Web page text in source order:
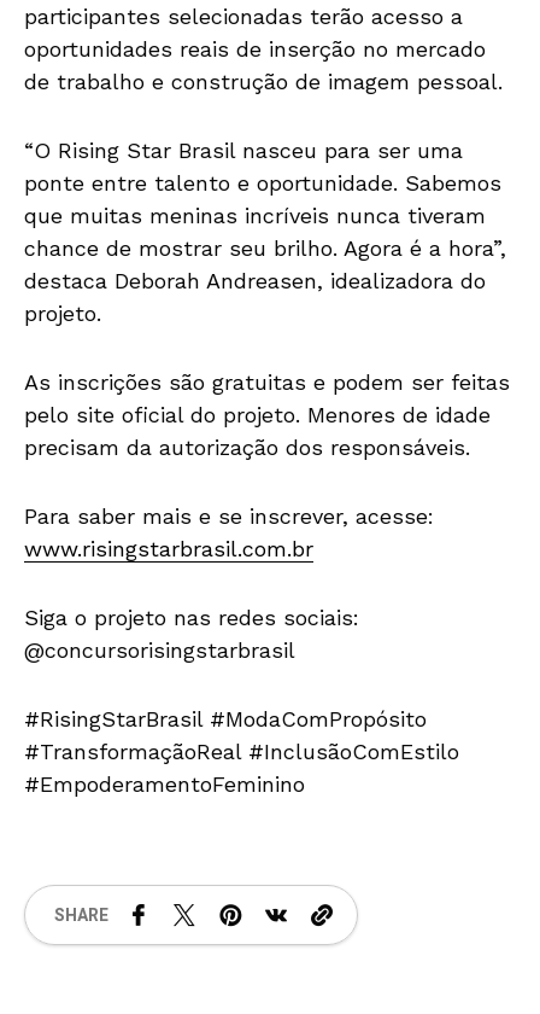
participantes selecionadas terão acesso a
oportunidades reais de inserção no mercado
de trabalho e construção de imagem pessoal.
“O Rising Star Brasil nasceu para ser uma
ponte entre talento e oportunidade. Sabemos
que muitas meninas incríveis nunca tiveram
chance de mostrar seu brilho. Agora é a hora”,
destaca Deborah Andreasen, idealizadora do
projeto.
As inscrições são gratuitas e podem ser feitas
pelo site oficial do projeto. Menores de idade
precisam da autorização dos responsáveis.
Para saber mais e se inscrever, acesse:
www.risingstarbrasil.com.br
Siga o projeto nas redes sociais:
@concursorisingstarbrasil
#RisingStarBrasil #ModaComPropósito
#TransformaçãoReal #InclusãoComEstilo
#EmpoderamentoFeminino
SHARE